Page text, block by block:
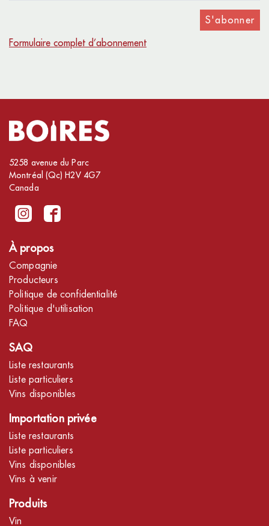
S'abonner
Formulaire complet d’abonnement
5258 avenue du Parc
Montréal (Qc) H2V 4G7
Canada
À propos
Compagnie
Producteurs
Politique de confidentialité
Politique d'utilisation
FAQ
SAQ
Liste restaurants
Liste particuliers
Vins disponibles
Importation privée
Liste restaurants
Liste particuliers
Vins disponibles
Vins à venir
Produits
Vin